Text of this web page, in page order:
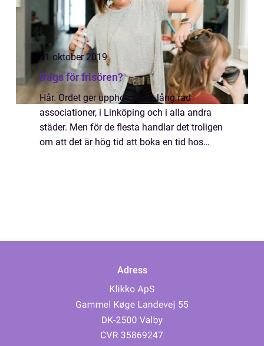
31 oktober 2019
Dags för frisören?
Hår. Ordet ger upphov till en lång rad
associationer, i Linköping och i alla andra
städer. Men för de flesta handlar det troligen
om att det är hög tid att boka en tid hos
Adress